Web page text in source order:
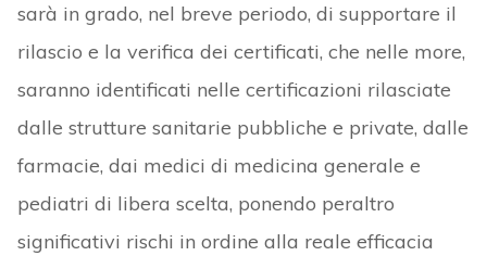
sarà in grado, nel breve periodo, di supportare il
rilascio e la verifica dei certificati, che nelle more,
saranno identificati nelle certificazioni rilasciate
dalle strutture sanitarie pubbliche e private, dalle
farmacie, dai medici di medicina generale e
pediatri di libera scelta, ponendo peraltro
significativi rischi in ordine alla reale efficacia